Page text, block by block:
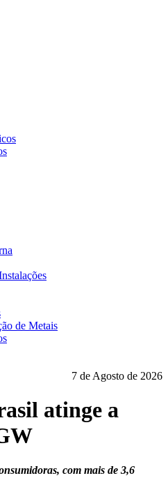
de Metais
7 de Agosto de 2026
atinge a
com mais de 3,6